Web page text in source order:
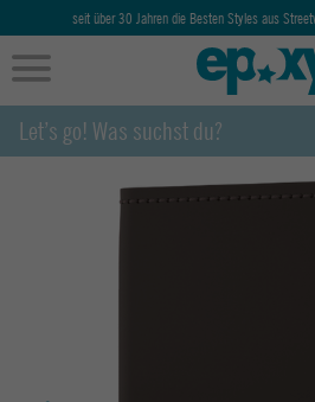
seit über 30 Jahren die Besten Styles aus